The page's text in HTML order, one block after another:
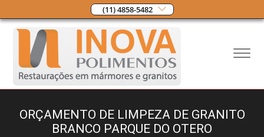
(11) 4858-5482
ORÇAMENTO DE LIMPEZA DE GRANITO
BRANCO PARQUE DO OTERO